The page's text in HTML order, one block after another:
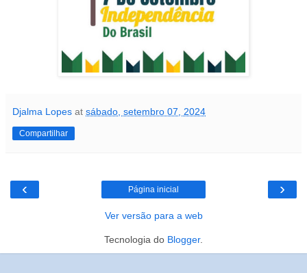
Djalma Lopes at sábado, setembro 07, 2024
Compartilhar
‹ ›
Página inicial
Ver versão para a web
Tecnologia do Blogger.